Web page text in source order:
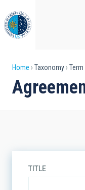
to
main
content
Breadcrumb
Home Taxonomy Term
TITLE